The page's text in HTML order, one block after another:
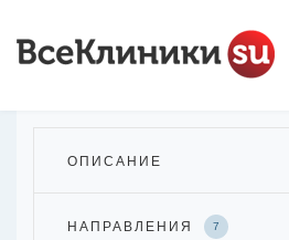
ОПИСАНИЕ
НАПРАВЛЕНИЯ 7